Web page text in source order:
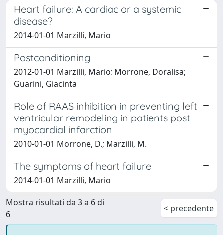
Heart failure: A cardiac or a systemic
disease?
2014-01-01 Marzilli, Mario
Postconditioning
2012-01-01 Marzilli, Mario; Morrone, Doralisa;
Guarini, Giacinta
Role of RAAS inhibition in preventing left
ventricular remodeling in patients post
myocardial infarction
2010-01-01 Morrone, D.; Marzilli, M.
The symptoms of heart failure
2014-01-01 Marzilli, Mario
Mostra risultati da 3 a 6 di
6
< precedente